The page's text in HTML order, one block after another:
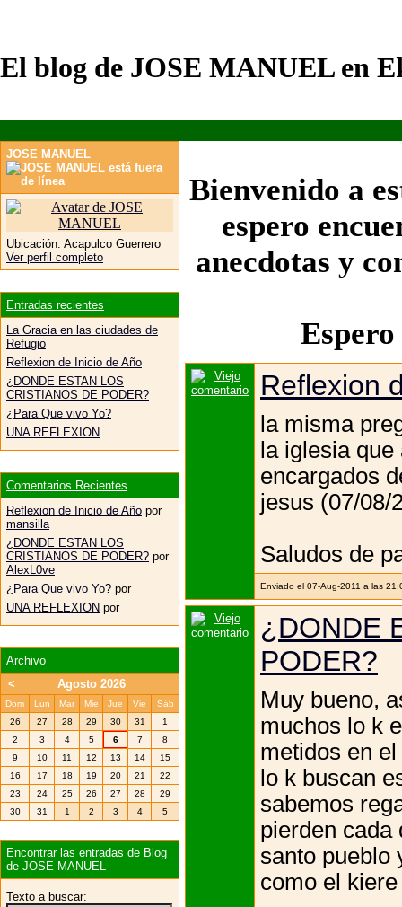
El blog de JOSE MANUEL en
Bienvenido a
espero
anecdotas y
Reflexion
la misma
la iglesia
encargados
jesus (07/08/
Saludos de
Enviado el 07-Aug-2011 a las
¿DONDE
PODER?
Muy bueno,
muchos lo k
metidos en
lo k buscan
sabemos
pierden cada
santo pueblo
como el
JOSE MANUEL
Ubicación: Acapulco Guerrero
Ver perfil completo
Entradas recientes
La Gracia en las ciudades de
Refugio
Reflexion de Inicio de Año
¿DONDE ESTAN LOS
CRISTIANOS DE PODER?
¿Para Que vivo Yo?
UNA REFLEXION
Comentarios Recientes
Reflexion de Inicio de Año por
mansilla
¿DONDE ESTAN LOS
CRISTIANOS DE PODER? por
AlexL0ve
¿Para Que vivo Yo? por
UNA REFLEXION por
Archivo
<
Agosto 2026
Dom Lun Mar Mie Jue Vie
Sáb
26
27 28 29 30 31
1
2
3 4 5 6 7
8
9
10 11 12 13 14
15
16
17 18 19 20 21
22
23
24 25 26 27 28
29
30
31 1 2 3 4 5
Encontrar las entradas de Blog
de JOSE MANUEL
Texto a buscar: